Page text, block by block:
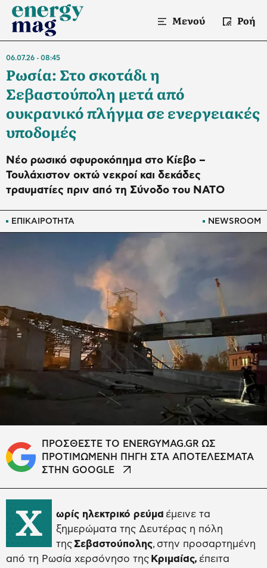
Μενού Ροή
ΕΠΙΚΑΙΡΟΤΗΤΑ NEWSROOM
06.07.26 08:45
Ρωσία: Στο σκοτάδι η
Σεβαστούπολη μετά από
ουκρανικό πλήγμα σε ενεργειακές
υποδομές
Νέο ρωσικό σφυροκόπημα στο Κίεβο –
Τουλάχιστον οκτώ νεκροί και δεκάδες
τραυματίες πριν από τη Σύνοδο του ΝΑΤΟ
ΠΡΟΣΘΕΣΤΕ ΤΟ ENERGYMAG.GR ΩΣ
ΠΡΟΤΙΜΩΜΕΝΗ ΠΗΓΗ ΣΤΑ ΑΠΟΤΕΛΕΣΜΑΤΑ
ΣΤΗΝ GOOGLE
Χ ωρίς ηλεκτρικό ρεύμα έμεινε τα
ξημερώματα της Δευτέρας η πόλη
τηςΣεβαστούπολης, στην προσαρτημένη
από τη Ρωσία χερσόνησο της Κριμαίας, έπειτα